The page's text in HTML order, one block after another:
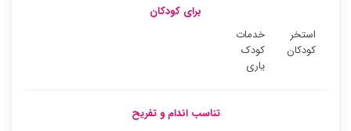
برای کودکان
استخر
کودکان
خدمات
کودک
یاری
تناسب اندام و تفریح